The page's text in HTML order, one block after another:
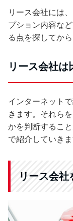
リース会社には
プション内容な
る点を探してか
リース会社は
インターネット
きます。それら
かを判断するこ
で紹介していきま
リース会